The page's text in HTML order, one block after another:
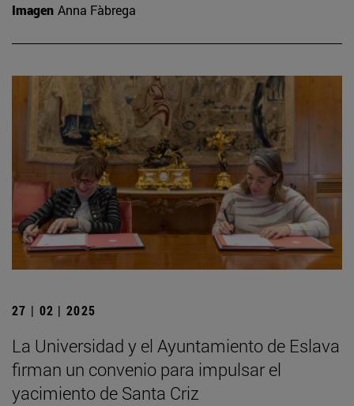
Imagen Anna Fàbrega
27 | 02 | 2025
La Universidad y el Ayuntamiento de Eslava
firman un convenio para impulsar el
yacimiento de Santa Criz